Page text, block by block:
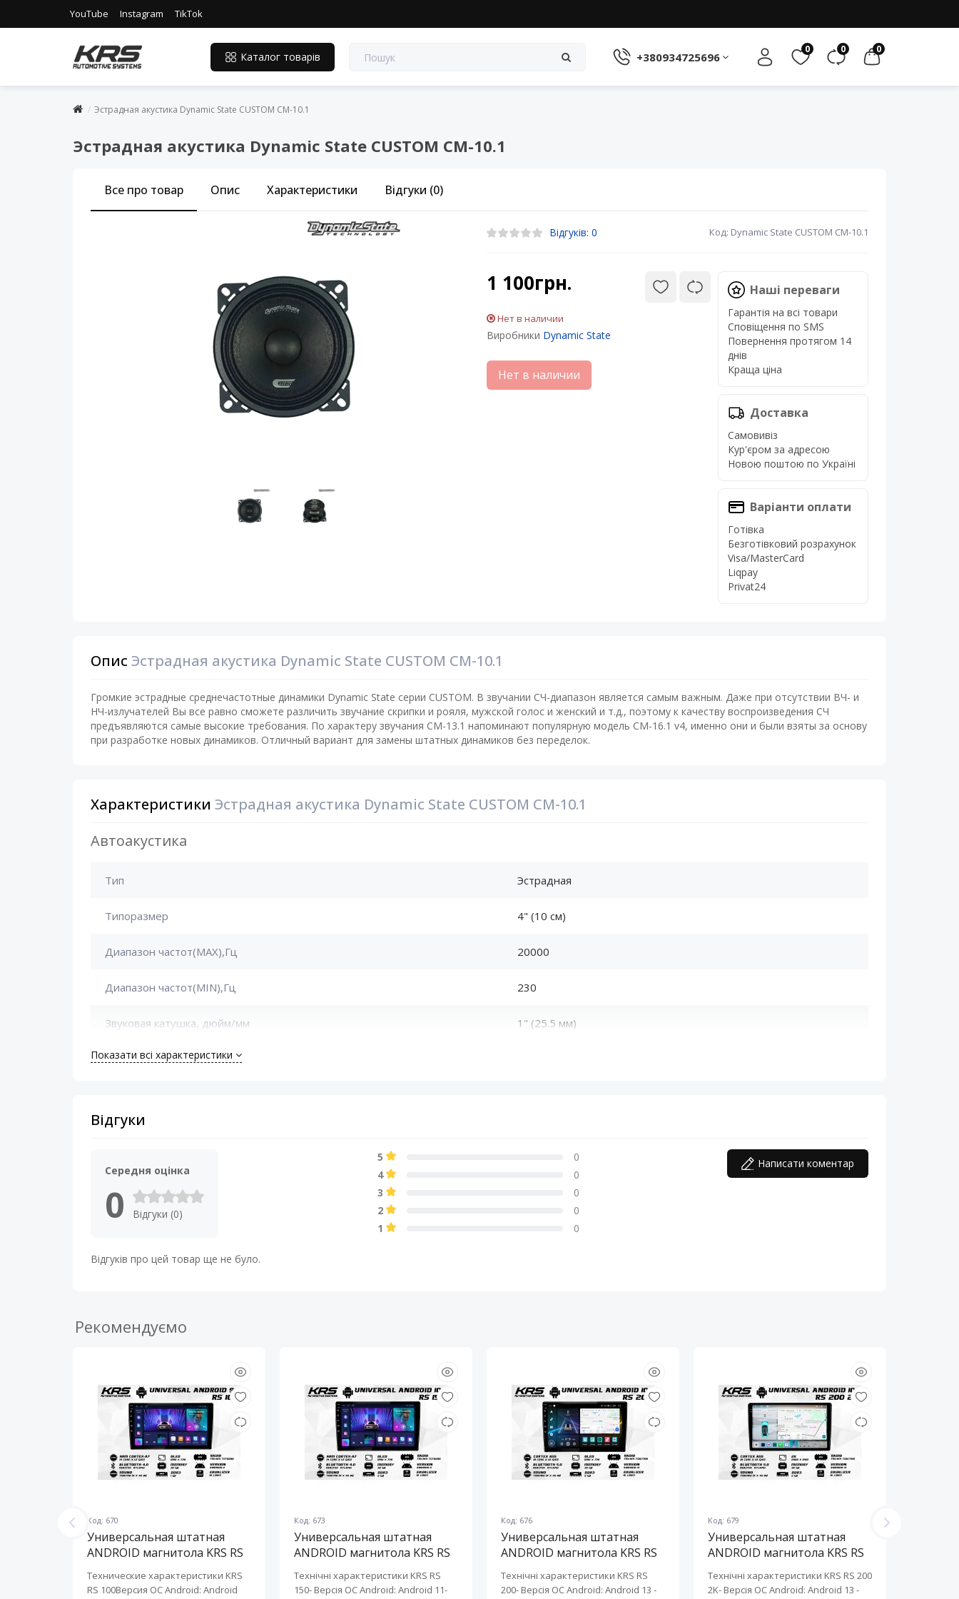
YouTube Instagram TikTok
Каталог товарів +380934725696
0 0 0
Эстрадная акустика Dynamic State CUSTOM CM-10.1
Эстрадная акустика Dynamic State CUSTOM CM-10.1
Все про товар Опис Характеристики Відгуки (0)
Відгуків: 0 Код: Dynamic State CUSTOM CM-10.1
1 100грн.
Нет в наличии
Виробники Dynamic State
Нет в наличии
Наші переваги
Гарантія на всі товари
Сповіщення по SMS
Повернення протягом 14
днів
Краща ціна
Доставка
Самовивіз
Кур'єром за адресою
Новою поштою по Україні
Варіанти оплати
Готівка
Безготівковий розрахунок
Visa/MasterCard
Liqpay
Privat24
Опис Эстрадная акустика Dynamic State CUSTOM CM-10.1
Громкие эстрадные среднечастотные динамики Dynamic State серии CUSTOM. В звучании СЧ-диапазон является самым важным. Даже при отсутствии ВЧ- и
НЧ-излучателей Вы все равно сможете различить звучание скрипки и рояля, мужской голос и женский и т.д., поэтому к качеству воспроизведения СЧ
предъявляются самые высокие требования. По характеру звучания CM-13.1 напоминают популярную модель CM-16.1 v4, именно они и были взяты за основу
при разработке новых динамиков. Отличный вариант для замены штатных динамиков без переделок.
Характеристики Эстрадная акустика Dynamic State CUSTOM CM-10.1
Автоакустика
Тип Эстрадная
Типоразмер 4" (10 см)
Диапазон частот(MAX),Гц 20000
Диапазон частот(MIN),Гц 230
Звуковая катушка, дюйм/мм 1" (25.5 мм)
Максимальная мощность (Max),Вт
Материал магнита НЧ
Материал подвеса
Минимальная мощность
Чувствительность (SPL),Дб
Эквивалентный объем (Vas)
Показати всі характеристики
Відгуки
Середня оцінка
0 Відгуки (0)
5
0
4
0
3
0
2
0
1
0
Написати коментар
Відгуків про цей товар ще не було.
Рекомендуємо
Код: 670
Универсальная штатная
ANDROID магнитола KRS RS
Технические характеристики KRS
RS 100Версия ОС Android: Android
Код: 673
Универсальная штатная
ANDROID магнитола KRS RS
Технічні характеристики KRS RS
150- Версія ОС Android: Android 11-
Код: 676
Универсальная штатная
ANDROID магнитола KRS RS
Технічні характеристики KRS RS
200- Версія ОС Android: Android 13 ​-
Код: 679
Универсальная штатная
ANDROID магнитола KRS RS
Технічні характеристики KRS RS 200
2K- Версія ОС Android: Android 13 ​-